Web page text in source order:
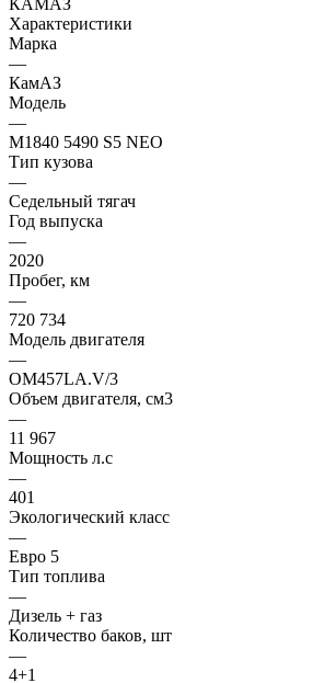
Характеристики
Марка
—
КамАЗ
Модель
—
М1840 5490 S5 NEO
Тип кузова
—
Седельный тягач
Год выпуска
—
2020
Пробег, км
—
720 734
Модель двигателя
—
OM457LA.V/3
Объем двигателя, см3
—
11 967
Мощность л.с
—
401
Экологический класс
—
Евро 5
Тип топлива
—
Дизель + газ
Количество баков, шт
—
4+1